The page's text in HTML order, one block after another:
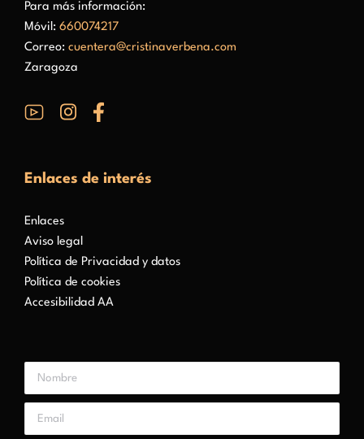
Para más información:
Móvil: 660074217
Correo: cuentera@cristinaverbena.com
Zaragoza
Enlaces de interés
Enlaces
Aviso legal
Política de Privacidad y datos
Política de cookies
Accesibilidad AA